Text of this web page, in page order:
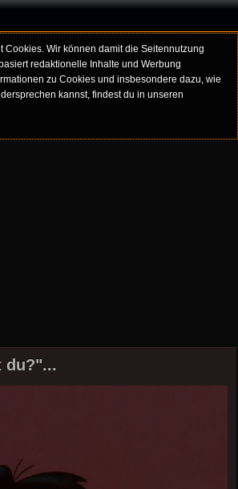
Cookies. Wir können damit die Seitennutzung
redaktionelle Inhalte und Werbung
zu Cookies und insbesondere dazu, wie
kannst, findest du in unseren
du?"...